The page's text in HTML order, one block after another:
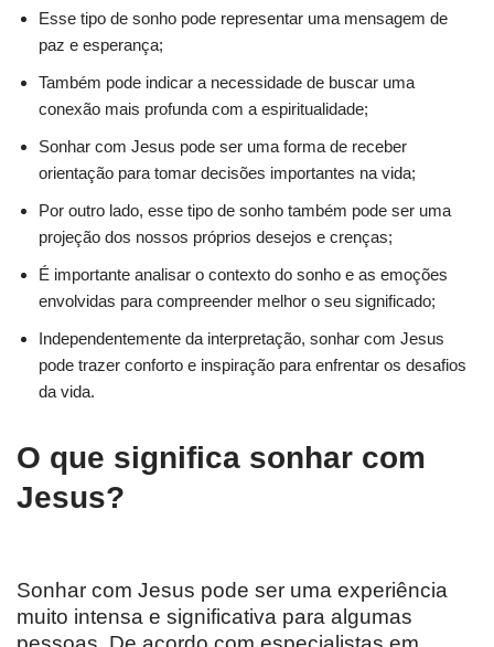
Esse tipo de sonho pode representar uma mensagem de
paz e esperança;
Também pode indicar a necessidade de buscar uma
conexão mais profunda com a espiritualidade;
Sonhar com Jesus pode ser uma forma de receber
orientação para tomar decisões importantes na vida;
Por outro lado, esse tipo de sonho também pode ser uma
projeção dos nossos próprios desejos e crenças;
É importante analisar o contexto do sonho e as emoções
envolvidas para compreender melhor o seu significado;
Independentemente da interpretação, sonhar com Jesus
pode trazer conforto e inspiração para enfrentar os desafios
da vida.
O que significa sonhar com
Jesus?
Sonhar com Jesus pode ser uma experiência
muito intensa e significativa para algumas